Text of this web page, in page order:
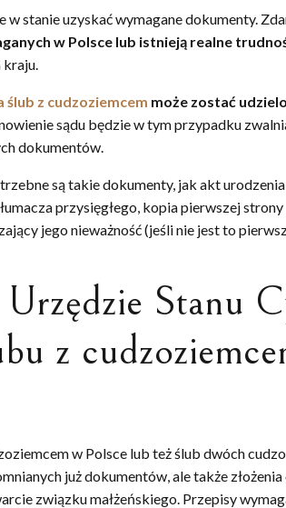
stanie uzyskać wymagane dokumenty.
w Polsce lub istnieją realne
kraju.
ślub z cudzoziemcem może zostać
sądu będzie w tym przypadku
dokumentów.
są takie dokumenty, jak akt
przysięgłego, kopia pierwszej
jego nieważność (jeśli nie jest to
Stanu
z
w Polsce lub też ślub dwóch
już dokumentów, ale także
związku małżeńskiego. Przepisy